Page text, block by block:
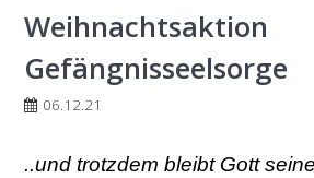
Weihnachtsaktion
Gefängnisseelsorge
06.12.21
..und trotzdem bleibt Gott